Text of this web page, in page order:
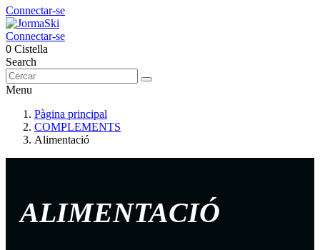
Connectar-se
Connectar-se
0 Cistella
Search
Menu
Pàgina principal
COMPLEMENTS
Alimentació
ALIMENTACIÓ